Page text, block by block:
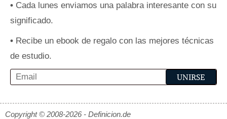
• Cada lunes enviamos una palabra interesante con su
significado.
• Recibe un ebook de regalo con las mejores técnicas
de estudio.
Copyright © 2008-2026 - Definicion.de